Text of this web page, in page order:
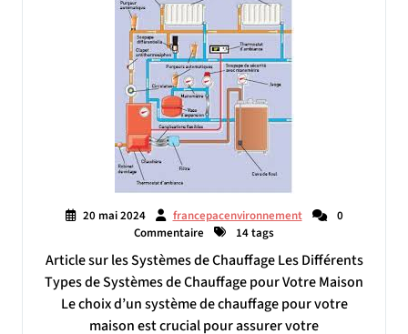
20 mai 2024 francepacenvironnement
0
Commentaire
14 tags
Article sur les Systèmes de Chauffage Les Différents
Types de Systèmes de Chauffage pour Votre Maison
Le choix d’un système de chauffage pour votre
maison est crucial pour assurer votre